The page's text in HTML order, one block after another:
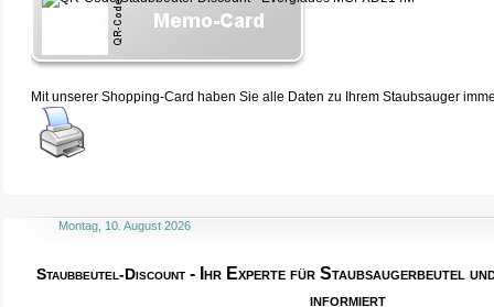
Mit unserer Shopping-Card haben Sie alle Daten zu Ihrem Staubsauger
Montag, 10. August 2026
Staubbeutel-Discount - Ihr Experte für Staubsaugerbeutel
informiert